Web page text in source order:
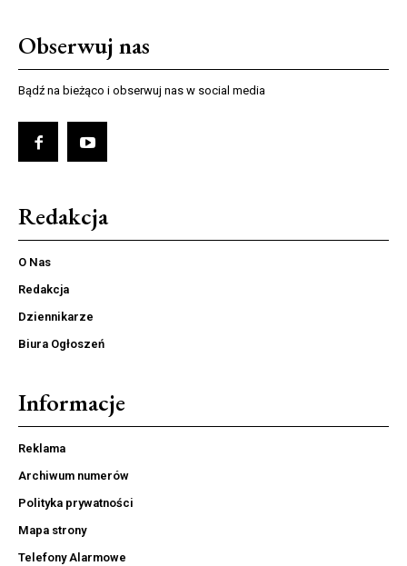
Obserwuj nas
Bądź na bieżąco i obserwuj nas w social media
Redakcja
O Nas
Redakcja
Dziennikarze
Biura Ogłoszeń
Informacje
Reklama
Archiwum numerów
Polityka prywatności
Mapa strony
Telefony Alarmowe